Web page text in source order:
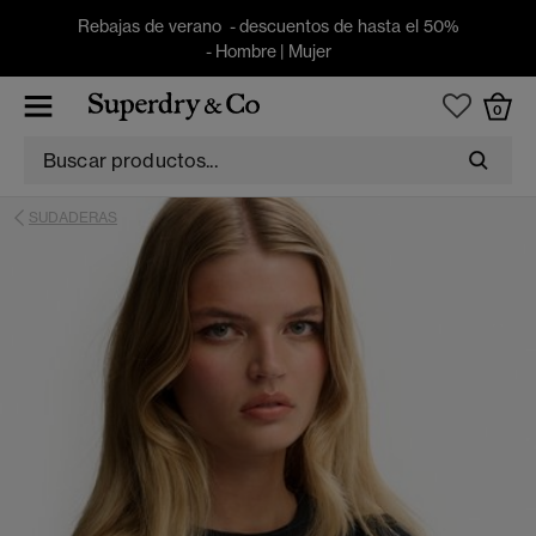
Rebajas de verano - descuentos de hasta el 50%
- Hombre| Mujer
0
SUDADERAS